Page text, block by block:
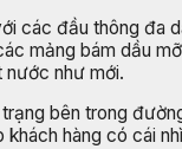
các đầu thông đa
mảng bám dầu
như mới.
bên trong
hàng có cái